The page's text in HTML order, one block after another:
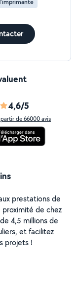
4,6/5
de 66000 avis
prestations de
de chez
4,5 millions de
et facilitez
projets !